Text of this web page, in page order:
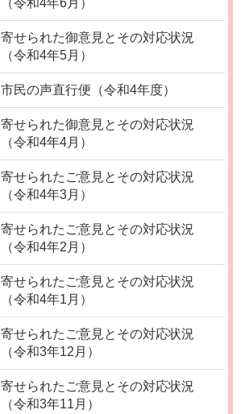
寄せられた御意見とその対応状況
（令和4年5月）
市民の声直行便（令和4年度）
寄せられた御意見とその対応状況
（令和4年4月）
寄せられたご意見とその対応状況
（令和4年3月）
寄せられたご意見とその対応状況
（令和4年2月）
寄せられたご意見とその対応状況
（令和4年1月）
寄せられたご意見とその対応状況
（令和3年12月）
寄せられたご意見とその対応状況
（令和3年11月）